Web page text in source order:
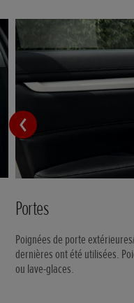
Portes
Poignées de porte
dernières ont été utilisées.
ou lave-glaces.